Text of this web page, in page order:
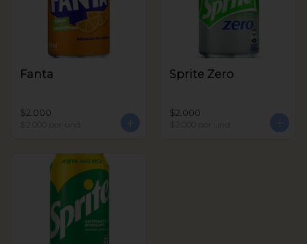
Fanta
$2.000
$2.000 por und
Sprite Zero
$2.000
$2.000 por und